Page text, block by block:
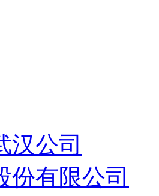
汉公司
份有限公司